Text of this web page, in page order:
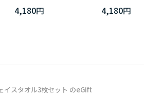
4,180円
4,180円
イスタオル3枚セット のeGift